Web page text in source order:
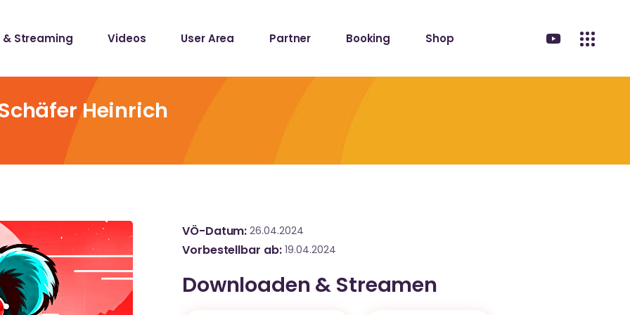
& Streaming Videos User Area Partner Booking Shop
Heinrich
VÖ-Datum 26.04.2024
Vorbestellbar ab 19.04.2024
Downloaden & Streamen